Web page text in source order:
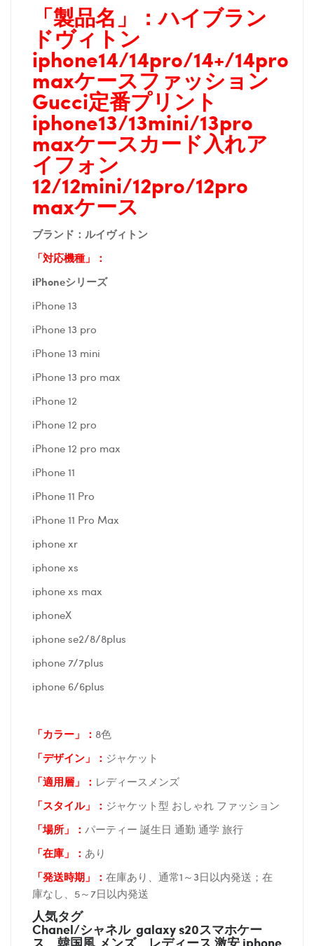
「製品名」：ハイブラン
ドヴィトン
iphone14/14pro/14+/14pro
maxケースファッション
Gucci定番プリント
iphone13/13mini/13pro
maxケースカード入れア
イフォン
12/12mini/12pro/12pro
maxケース
ブランド： ルイヴィトン
「対応機種」：
iPhoneシリーズ
iPhone 13
iPhone 13 pro
iPhone 13 mini
iPhone 13 pro max
iPhone 12
iPhone 12 pro
iPhone 12 pro max
iPhone 11
iPhone 11 Pro
iPhone 11 Pro Max
iphone xr
iphone xs
iphone xs max
iphoneX
iphone se2/8/8plus
iphone 7/7plus
iphone 6/6plus
「カラー」： 8色
「デザイン」
： ジャケット
「適用層」： レディースメンズ
「スタイル」： ジャケット型 おしゃれ ファッション
「場所 」： パーティー 誕生日 通勤 通学 旅行
「在庫 」： あり
「発送時期 」： 在庫あり、通常1～3日以内発送；在
庫なし、5～7日以内発送
人気タグ
Chanel/シャネル galaxy s20スマホケー
ス 韓国風 メンズ レディース 激安 iphone